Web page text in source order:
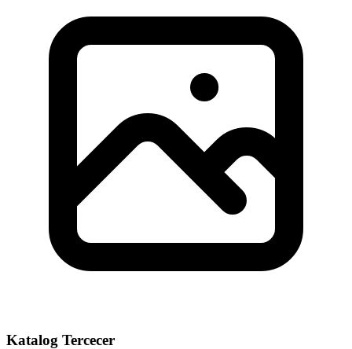
Katalog Tercecer